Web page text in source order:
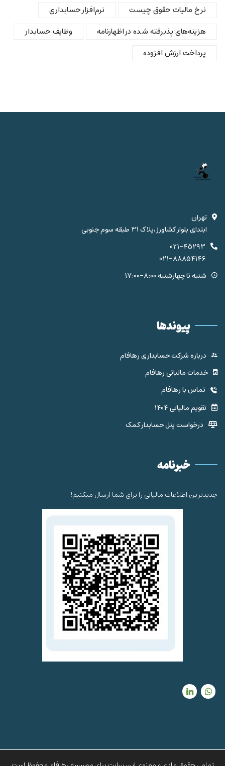
نرخ مالیات حقوق چیست
نرم‌افزار حسابداری
هزینه‌های پذیرفته شده در اظهارنامه
وظایف حسابدار
پرداخت ارزش افزوده
تهران
ابتدای بلوار کشاورز،پلاک 31 طبقه سوم جنوبی
021-45293
021-88854146
شنبه تا چهارشنبه 8:00-17:00
پیوندها
درباره شرکت حسابداری رهافام
خدمات مالیاتی رهافام
تماس با رهافام
تقویم مالیاتی 1404
درخواست پنل حسابدار کمک
خبرنامه
جدیدترین اطلاعات مالیاتی را برای شما ارسال میکنیم!